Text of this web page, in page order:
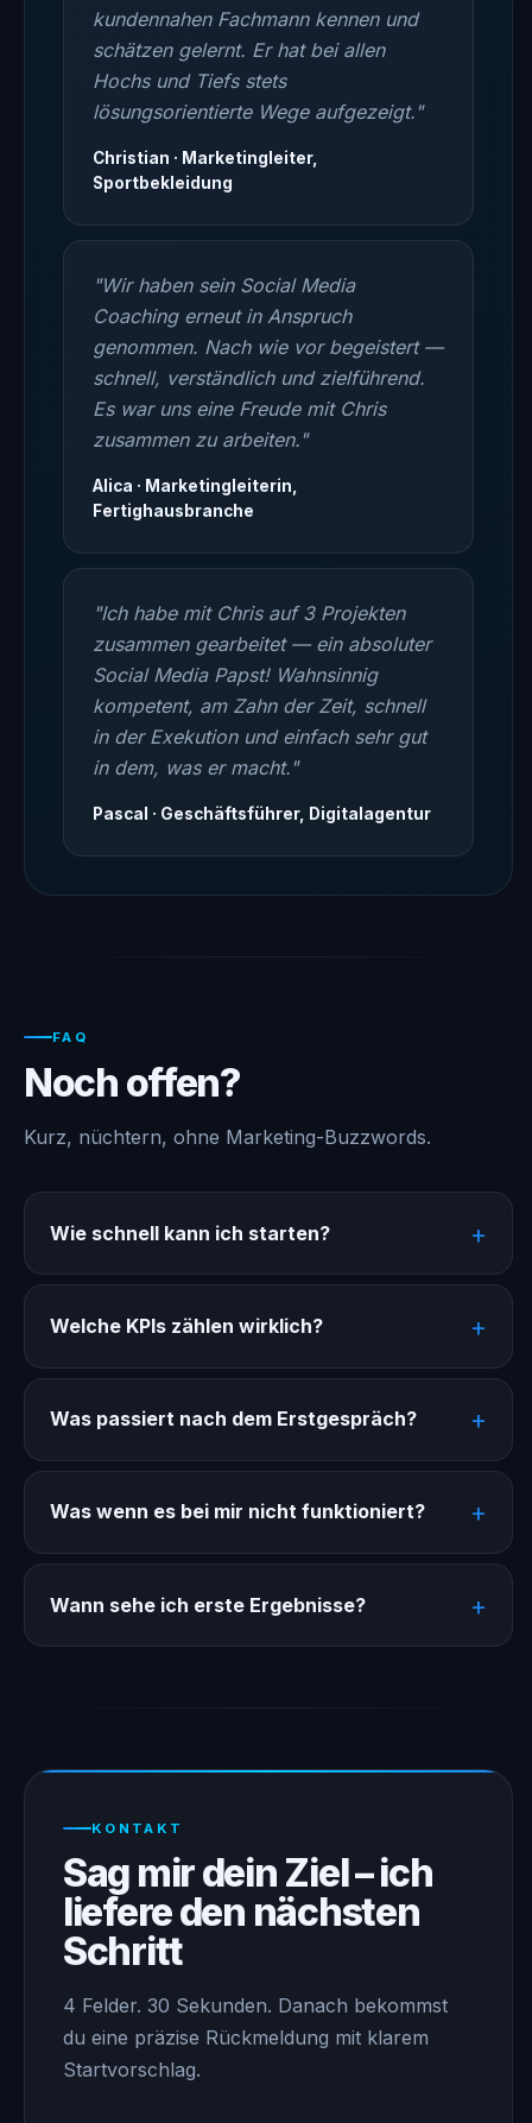
kundennahen Fachmann kennen und
schätzen gelernt. Er hat bei allen
Hochs und Tiefs stets
lösungsorientierte Wege aufgezeigt."
Christian · Marketingleiter,
Sportbekleidung
"Wir haben sein Social Media
Coaching erneut in Anspruch
genommen. Nach wie vor begeistert —
schnell, verständlich und zielführend.
Es war uns eine Freude mit Chris
zusammen zu arbeiten."
Alica · Marketingleiterin,
Fertighausbranche
"Ich habe mit Chris auf 3 Projekten
zusammen gearbeitet — ein absoluter
Social Media Papst! Wahnsinnig
kompetent, am Zahn der Zeit, schnell
in der Exekution und einfach sehr gut
in dem, was er macht."
Pascal · Geschäftsführer, Digitalagentur
FAQ
Noch offen?
Kurz, nüchtern, ohne Marketing-Buzzwords.
Wie schnell kann ich starten?
Welche KPIs zählen wirklich?
Was passiert nach dem Erstgespräch?
Was wenn es bei mir nicht funktioniert?
Wann sehe ich erste Ergebnisse?
KONTAKT
Sag mir dein Ziel – ich
liefere den nächsten
Schritt
4 Felder. 30 Sekunden. Danach bekommst
du eine präzise Rückmeldung mit klarem
Startvorschlag.